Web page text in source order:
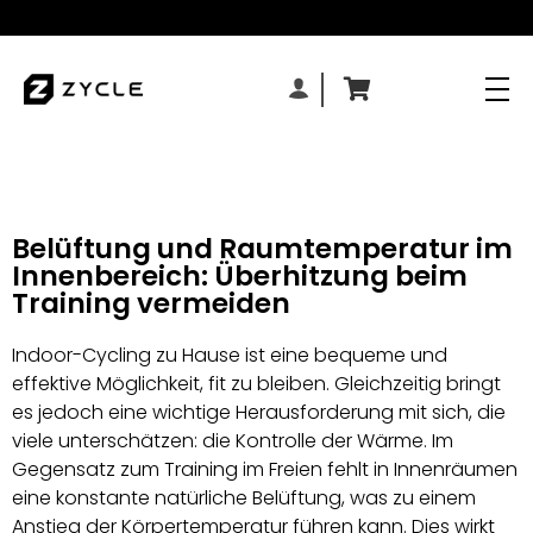
Belüftung und Raumtemperatur im
Innenbereich: Überhitzung beim
Training vermeiden
Indoor-Cycling zu Hause ist eine bequeme und
effektive Möglichkeit, fit zu bleiben. Gleichzeitig bringt
es jedoch eine wichtige Herausforderung mit sich, die
viele unterschätzen: die Kontrolle der Wärme. Im
Gegensatz zum Training im Freien fehlt in Innenräumen
eine konstante natürliche Belüftung, was zu einem
Anstieg der Körpertemperatur führen kann. Dies wirkt